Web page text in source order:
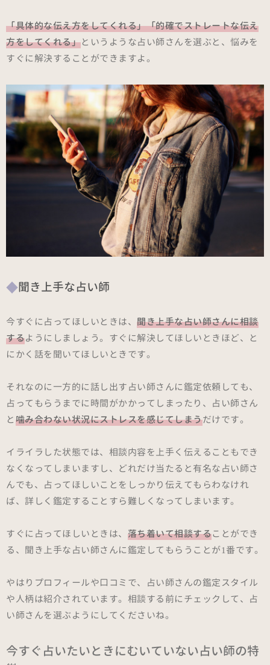
「具体的な伝え方をしてくれる」「的確でストレートな伝え
方をしてくれる」というような占い師さんを選ぶと、悩みを
すぐに解決することができますよ。
聞き上手な占い師
今すぐに占ってほしいときは、 聞き上手な占い師さんに相談
するようにしましょう。すぐに解決してほしいときほど、と
にかく話を聞いてほしいときです。
それなのに一方的に話し出す占い師さんに鑑定依頼しても、
占ってもらうまでに時間がかかってしまったり、占い師さん
と噛み合わない状況にストレスを感じてしまうだけです。
イライラした状態では、相談内容を上手く伝えることもでき
なくなってしまいますし、どれだけ当たると有名な占い師さ
んでも、占ってほしいことをしっかり伝えてもらわなけれ
ば、詳しく鑑定することすら難しくなってしまいます。
すぐに占ってほしいときは、 落ち着いて相談することができ
る、聞き上手な占い師さんに鑑定してもらうことが1番です。
やはりプロフィールや口コミで、占い師さんの鑑定スタイル
や人柄は紹介されています。相談する前にチェックして、占
い師さんを選ぶようにしてくださいね。
今すぐ占いたいときにむいていない占い師の特